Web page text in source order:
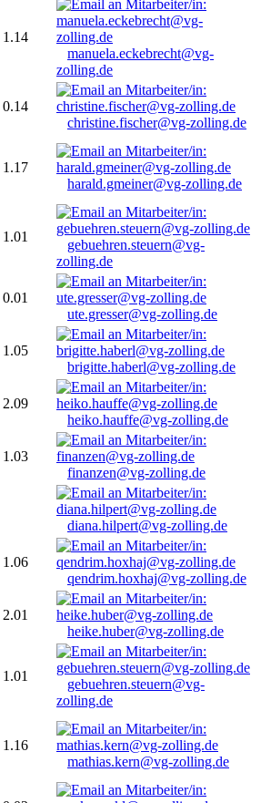
1.14
manuela.eckebrecht@vg-
zolling.de
0.14
christine.fischer@vg-zolling.de
1.17
harald.gmeiner@vg-zolling.de
1.01
gebuehren.steuern@vg-
zolling.de
0.01
ute.gresser@vg-zolling.de
1.05
brigitte.haberl@vg-zolling.de
2.09
heiko.hauffe@vg-zolling.de
1.03
finanzen@vg-zolling.de
diana.hilpert@vg-zolling.de
1.06
qendrim.hoxhaj@vg-zolling.de
2.01
heike.huber@vg-zolling.de
1.01
gebuehren.steuern@vg-
zolling.de
1.16
mathias.kern@vg-zolling.de